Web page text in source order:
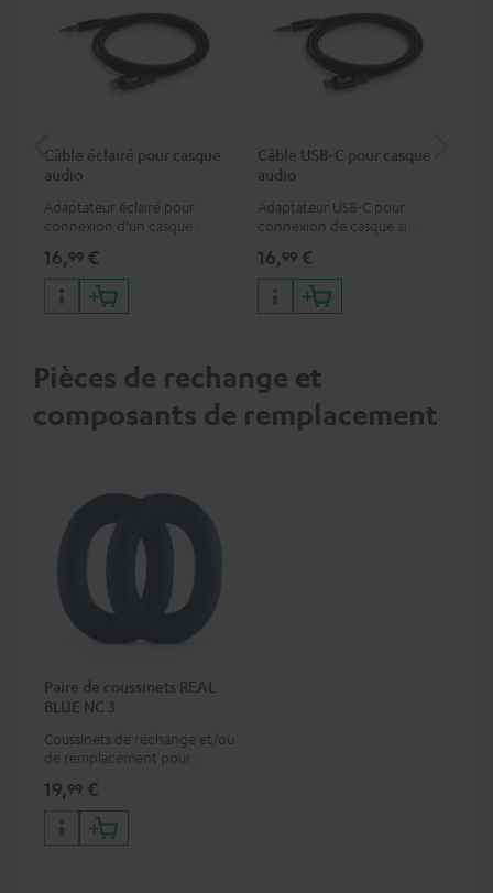
Câble éclairé pour casque
audio
Adaptateur éclairé pour
connexion d’un casque audio
audio disposant d’une
connexion jack 3,5-mm,
iPhone, iPad, iPod etc.,
certifié MFI 100% compatible
16,99 €
Câble USB-C pour casque
audio
Adaptateur USB-C pour
connexion de casque audio
un smartphone Android etc.
16,99 €
Pièces de rechange et
composants de remplacement
Paire de coussinets REAL
BLUE NC 3
Coussinets de rechange et/ou
de remplacement pour le
19,99 €